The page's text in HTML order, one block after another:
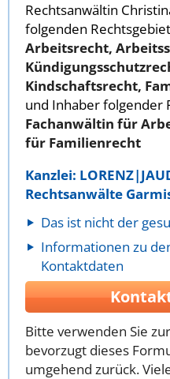
Rechtsanwältin
folgenden
Arbeitsrecht,
Kindschaftsrecht,
und Inhaber folgender
Fachanwältin für
für Familienrecht
Kanzlei:
Rechtsanwälte
Das ist nicht der
Informationen zu
Kontaktdaten
Bitte verwenden Sie
bevorzugt dieses
umgehend zurück.